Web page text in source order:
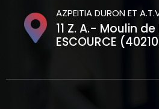
AZPEITIA DURON ET
11 Z. A.- Moulin
ESCOURCE